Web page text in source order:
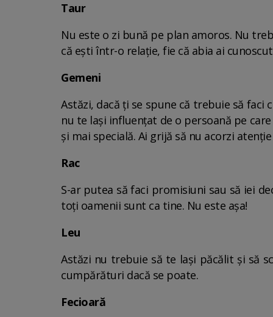
Taur
Nu este o zi bună pe plan amoros. Nu
că ești într-o relație, fie că abia ai
Gemeni
Astăzi, dacă ți se spune că trebuie să faci
nu te lași influențat de o persoană pe
și mai specială. Ai grijă să nu acorzi
Rac
S-ar putea să faci promisiuni sau să iei
toți oamenii sunt ca tine. Nu este așa!
Leu
Astăzi nu trebuie să te lași păcălit și să
cumpărături dacă se poate.
Fecioară